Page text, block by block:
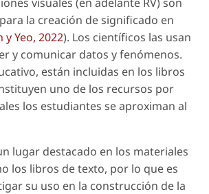
la creación de significado en
y Yeo, 2022). Los científicos las usan
y comunicar datos y fenómenos.
están incluidas en los libros
uno de los recursos por
los estudiantes se aproximan al
lugar destacado en los materiales
los libros de texto, por lo que es
su uso en la construcción de la